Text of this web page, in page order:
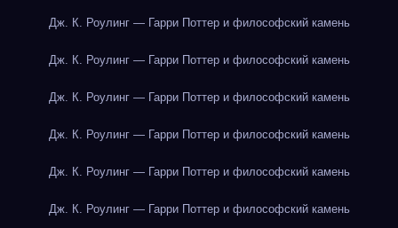
Дж. К. Роулинг — Гарри Поттер и философский камень
Дж. К. Роулинг — Гарри Поттер и философский камень
Дж. К. Роулинг — Гарри Поттер и философский камень
Дж. К. Роулинг — Гарри Поттер и философский камень
Дж. К. Роулинг — Гарри Поттер и философский камень
Дж. К. Роулинг — Гарри Поттер и философский камень